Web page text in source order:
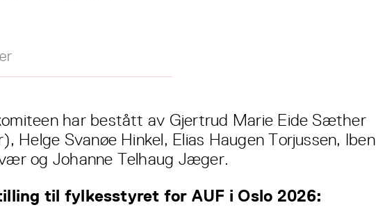
har bestått av Gjertrud Marie Eide Sæther
Helge Svanøe Hinkel, Elias Haugen Torjussen, Iben
og Johanne Telhaug Jæger.
til fylkesstyret for AUF i Oslo 2026: